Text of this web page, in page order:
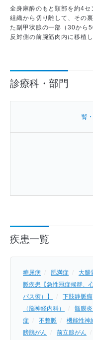
全身麻酔のもと頸部を約4
組織から切り離して、その
た副甲状腺の一部（30から
反対側の前腕筋肉内に移植し
診療科・部門
腎
疾患一覧
糖尿病 肥満症 大腿
脈疾患【急性冠症候群、
パス術）】
下肢静脈瘤
（脳神経内科）
髄膜
症
不整脈 機能性神
膀胱がん
前立腺がん